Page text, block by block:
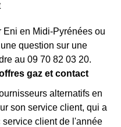
Eni en Midi-Pyrénées ou
question sur une
au 09 70 82 03 20.
gaz et contact
alternatifs en
son service client, qui a
client de l'année